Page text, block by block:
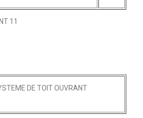
11
DE TOIT OUVRANT